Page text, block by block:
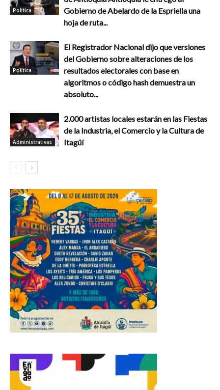
Política
Gobierno de Abelardo de la Espriella una
hoja de ruta...
Política
El Registrador Nacional dijo que versiones
del Gobierno sobre alteraciones de los
resultados electorales con base en
algoritmos o código hash demuestra un
absoluto...
Administrativas
2.000 artistas locales estarán en las Fiestas
de la Industria, el Comercio y la Cultura de
Itagüí